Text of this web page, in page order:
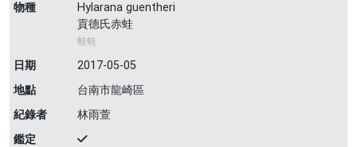
物種
Hylarana guentheri
貢德氏赤蛙
蛙蛙
日期
2017-05-05
地點
台南市龍崎區
紀錄者
林雨萱
鑑定